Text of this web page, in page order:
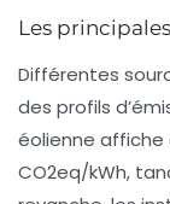
Les
Différentes
des profils
éolienne affiche
CO2eq/kWh,